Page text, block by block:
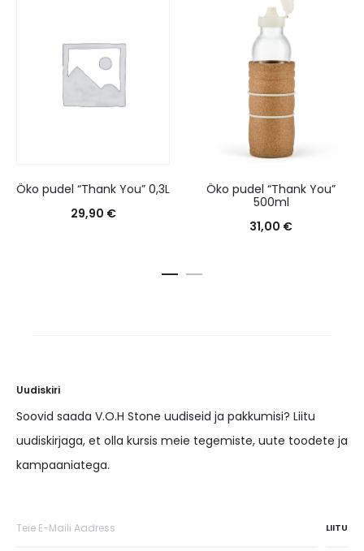
Öko pudel “Thank You” 0,3L
29,90 €
Öko pudel “Thank You”
500ml
31,00 €
Uudiskiri
Soovid saada V.O.H Stone uudiseid ja pakkumisi? Liitu
uudiskirjaga, et olla kursis meie tegemiste, uute toodete ja
kampaaniatega.